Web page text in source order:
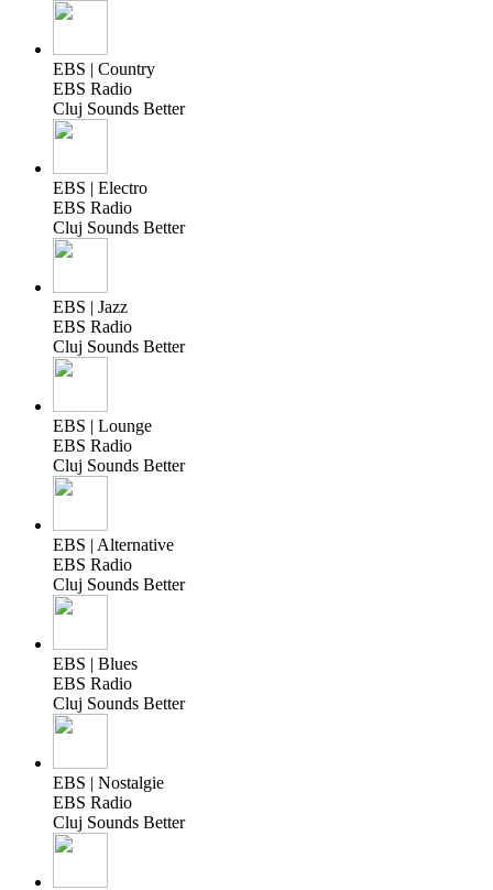
EBS | Country
EBS Radio
Cluj Sounds Better
EBS | Electro
EBS Radio
Cluj Sounds Better
EBS | Jazz
EBS Radio
Cluj Sounds Better
EBS | Lounge
EBS Radio
Cluj Sounds Better
EBS | Alternative
EBS Radio
Cluj Sounds Better
EBS | Blues
EBS Radio
Cluj Sounds Better
EBS | Nostalgie
EBS Radio
Cluj Sounds Better